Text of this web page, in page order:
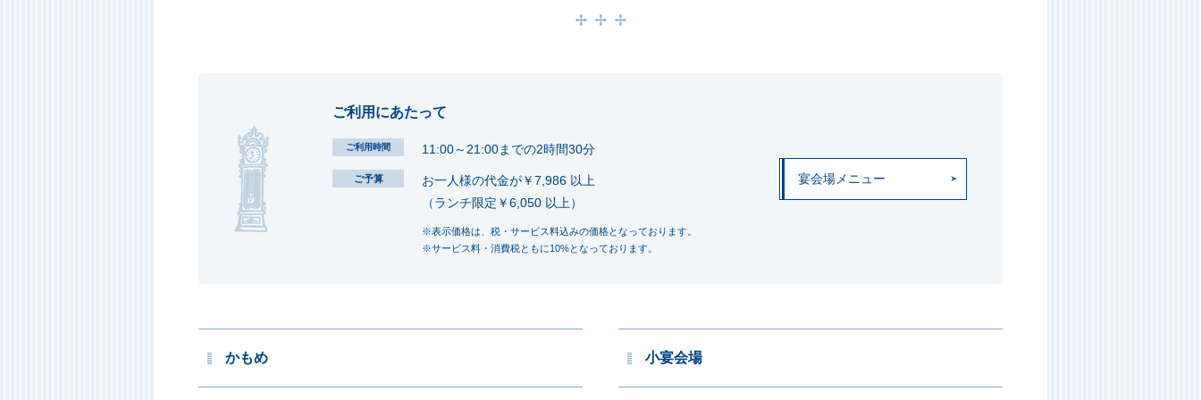
ご利用にあたって
ご利用時間 11:00～21:00までの2時間30分
ご予算
お一人様の代金が￥7,986 以上
（ランチ限定￥6,050 以上）
※表示価格は、税・サービス料込みの価格となっております。
※サービス料・消費税ともに10%となっております。
宴会場メニュー
かもめ 小宴会場